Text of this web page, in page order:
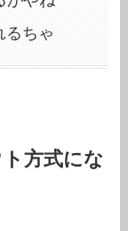
るちゃ
方式にな